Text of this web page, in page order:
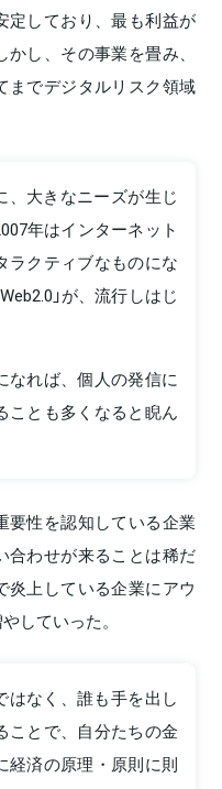
定しており、最も利益が
し、その事業を畳み、
までデジタルリスク領域
、大きなニーズが生じ
年はインターネット
ラクティブなものにな
」が、流行しはじ
なれば、個人の発信に
ことも多くなると睨ん
要性を認知している企業
合わせが来ることは稀だ
炎上している企業にアウ
していった。
なく、誰も手を出し
ことで、自分たちの金
経済の原理・原則に則